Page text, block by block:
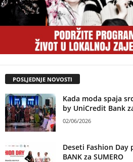
POSLJEDNJE NOVOSTI
Kada moda spaja
by UniCredit Bank
02/06/2026
Deseti Fashion Day
BANK za SUMERO